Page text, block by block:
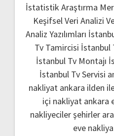
İstatistik Araştırma
Keşifsel Veri Analizi
Analiz Yazılımları
Tv Tamircisi İstanbul
İstanbul Tv Montajı
İstanbul Tv Servisi
nakliyat ankara ilden
içi nakliyat ankara
nakliyeciler şehirler
eve